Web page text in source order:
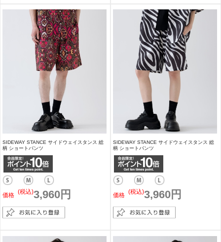
SIDEWAY STANCE サイドウェイスタンス 総
柄 ショートパンツ
価格 3,960円
(税込)
SIDEWAY STANCE サイドウェイスタンス 総
柄 ショートパンツ
価格 3,960円
(税込)